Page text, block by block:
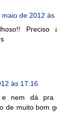
maio de 2012 às
Preciso
às 17:16
e nem dá
de muito bom